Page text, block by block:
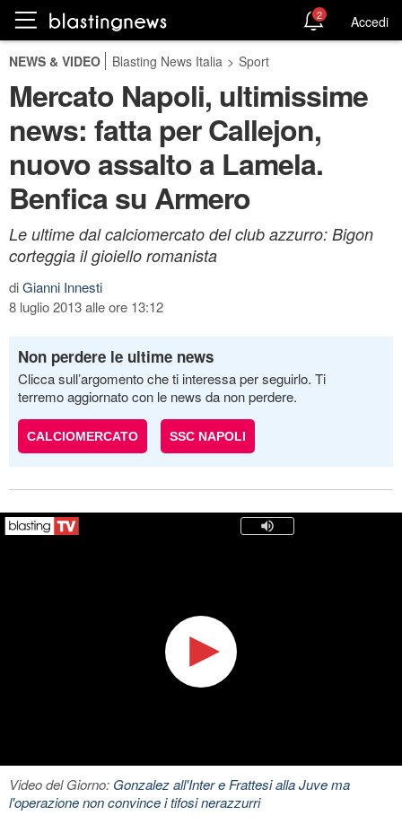
2 Accedi
NEWS & VIDEO Blasting News Italia > Sport
Mercato Napoli, ultimissime
news: fatta per Callejon,
nuovo assalto a Lamela.
Benfica su Armero
Le ultime dal calciomercato del club azzurro: Bigon
corteggia il gioiello romanista
diGianni Innesti
8 luglio 2013 alle ore 13:12
Non perdere le ultime news
Clicca sull’argomento che ti interessa per seguirlo. Ti
terremo aggiornato con le news da non perdere.
CALCIOMERCATO SSC NAPOLI
Video del Giorno: Gonzalez all'Inter e Frattesi alla Juve ma
l'operazione non convince i tifosi nerazzurri